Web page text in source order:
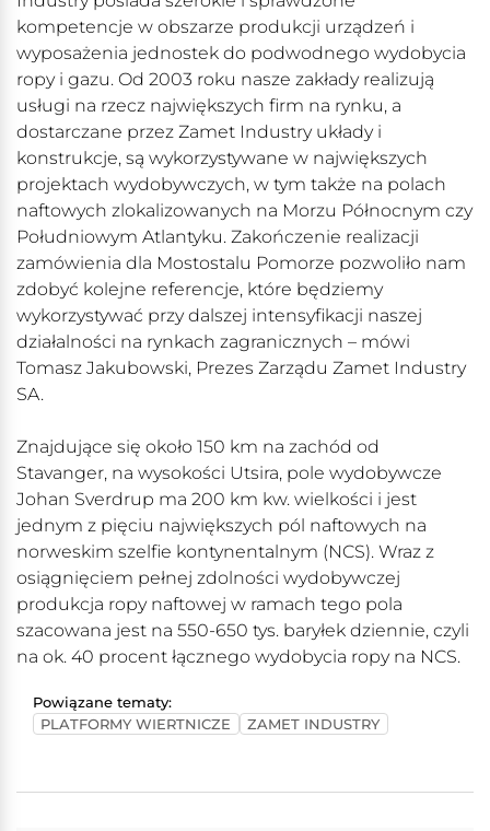
kompetencje w obszarze produkcji urządzeń i
wyposażenia jednostek do podwodnego wydobycia
ropy i gazu. Od 2003 roku nasze zakłady realizują
usługi na rzecz największych firm na rynku, a
dostarczane przez Zamet Industry układy i
konstrukcje, są wykorzystywane w największych
projektach wydobywczych, w tym także na polach
naftowych zlokalizowanych na Morzu Północnym czy
Południowym Atlantyku. Zakończenie realizacji
zamówienia dla Mostostalu Pomorze pozwoliło nam
zdobyć kolejne referencje, które będziemy
wykorzystywać przy dalszej intensyfikacji naszej
działalności na rynkach zagranicznych – mówi
Tomasz Jakubowski, Prezes Zarządu Zamet Industry
SA.
Znajdujące się około 150 km na zachód od
Stavanger, na wysokości Utsira, pole wydobywcze
Johan Sverdrup ma 200 km kw. wielkości i jest
jednym z pięciu największych pól naftowych na
norweskim szelfie kontynentalnym (NCS). Wraz z
osiągnięciem pełnej zdolności wydobywczej
produkcja ropy naftowej w ramach tego pola
szacowana jest na 550-650 tys. baryłek dziennie, czyli
na ok. 40 procent łącznego wydobycia ropy na NCS.
Powiązane tematy:
PLATFORMY WIERTNICZE
ZAMET INDUSTRY